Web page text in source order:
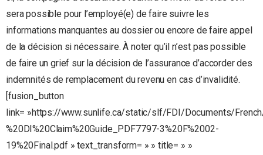
sera possible pour l’employé(e) de faire suivre les
informations manquantes au dossier ou encore de faire appel
de la décision si nécessaire. À noter qu’il n’est pas possible
de faire un grief sur la décision de l’assurance d’accorder des
indemnités de remplacement du revenu en cas d’invalidité.
[fusion_button
link= »https://www.sunlife.ca/static/slf/FDI/Documents/
%20DI%20Claim%20Guide_PDF7797-3%20F%2002-
19%20Final.pdf » text_transform= » » title= » »